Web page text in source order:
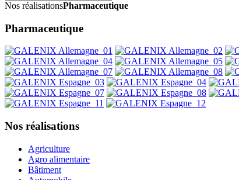
Nos réalisationsPharmaceutique
Pharmaceutique
Nos réalisations
Agriculture
Agro alimentaire
Bâtiment